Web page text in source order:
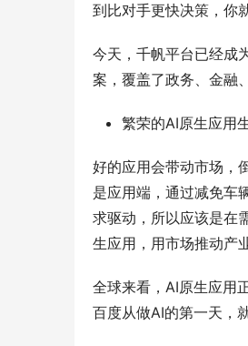
到比对手更快决策，你
今天，千帆平台已经成
案，覆盖了政务、金融
繁荣的AI原生应用
好的应用会带动市场，
是应用端，通过减免车
求驱动，所以应该是在
生应用，用市场推动产
全球来看，AI原生应用
百度从做AI的第一天，